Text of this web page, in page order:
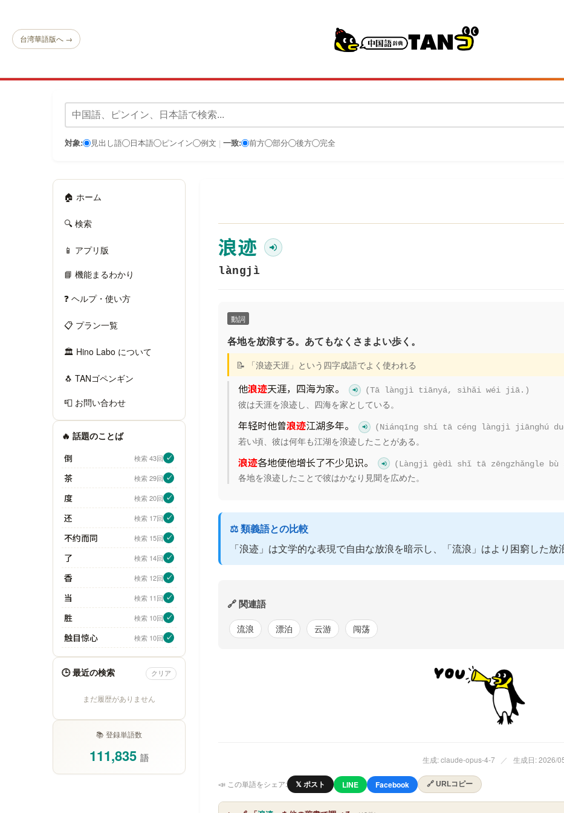
台湾華語版へ →
対象: 見出し語 日本語 ピンイン 例文 | 一致: 前方 部分 後方 完全
🏠 ホーム
🔍 検索
📱 アプリ版
📘 機能まるわかり
❓ ヘルプ・使い方
📋 プラン一覧
🏛 Hino Labo について
🐧 TANゴペンギン
📮 お問い合わせ
🔥 話題のことば
倒
検索 43回 ✓
茶 検索 29回 ✓
度 検索 20回 ✓
还 検索 17回 ✓
不约而同 検索 15回 ✓
了 検索 14回 ✓
香 検索 12回 ✓
当 検索 11回 ✓
胜 検索 10回 ✓
触目惊心 検索 10回 ✓
🕒 最近の検索 クリア
まだ履歴がありません
📚 登録単語数
111,835 語
浪迹
làngjì
動詞
各地を放浪する。あてもなくさまよい歩く。
📝 「浪迹天涯」という四字成語でよく使われる
他浪迹天涯，四海为家。 (Tā làngjì tiānyá, sìhǎi wéi jiā.)
彼は天涯を浪迹し、四海を家としている。
年轻时他曾浪迹江湖多年。 (Niánqīng shí tā céng làngjì jiānghú
若い頃、彼は何年も江湖を浪迹したことがある。
浪迹各地使他增长了不少见识。 (Làngjì gèdì shǐ tā zēngzhǎngle
各地を浪迹したことで彼はかなり見聞を広めた。
⚖️ 類義語との比較
「浪迹」は文学的な表現で自由な放浪を暗示し、「流浪」はより困窮した放
🔗 関連語
流浪 漂泊 云游 闯荡
生成: claude-opus-4-7 ／ 生成日: 2026/
📣 この単語をシェア: 𝕏 ポスト LINE Facebook 🔗 URLコピー